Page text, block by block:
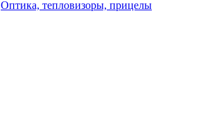
Оптика, тепловизоры, прицелы